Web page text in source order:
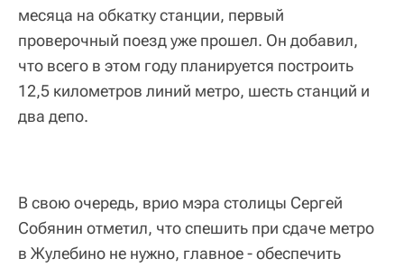
месяца на обкатку станции, первый
проверочный поезд уже прошел. Он добавил,
что всего в этом году планируется построить
12,5 километров линий метро, шесть станций и
два депо.
В свою очередь, врио мэра столицы Сергей
Собянин отметил, что спешить при сдаче метро
в Жулебино не нужно, главное - обеспечить